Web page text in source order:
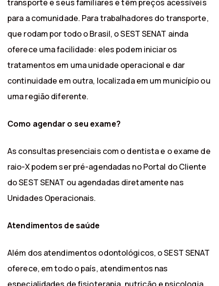
transporte e seus familiares e têm preços acessíveis
para a comunidade. Para trabalhadores do transporte,
que rodam por todo o Brasil, o SEST SENAT ainda
oferece uma facilidade: eles podem iniciar os
tratamentos em uma unidade operacional e dar
continuidade em outra, localizada em um município ou
uma região diferente.
Como agendar o seu exame?
As consultas presenciais com o dentista e o exame de
raio-X podem ser pré-agendadas no Portal do Cliente
do SEST SENAT ou agendadas diretamente nas
Unidades Operacionais.
Atendimentos de saúde
Além dos atendimentos odontológicos, o SEST SENAT
oferece, em todo o país, atendimentos nas
especialidades de fisioterapia, nutrição e psicologia,